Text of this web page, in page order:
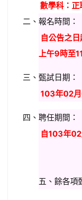
數學科：正
二、報名時間：
自公告之
上午9時至
三、甄試日期：
103年02
四、聘任期間：
自103年
五、餘各項